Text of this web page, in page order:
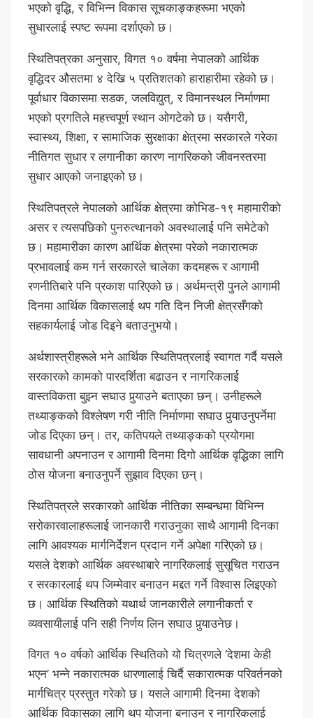
भएको वृद्धि, र विभिन्न विकास सूचकाङ्कहरूमा भएको
सुधारलाई स्पष्ट रूपमा दर्शाएको छ।
स्थितिपत्रका अनुसार, विगत १० वर्षमा नेपालको आर्थिक
वृद्धिदर औसतमा ४ देखि ५ प्रतिशतको हाराहारीमा रहेको छ।
पूर्वाधार विकासमा सडक, जलविद्युत्, र विमानस्थल निर्माणमा
भएको प्रगतिले महत्त्वपूर्ण स्थान ओगटेको छ। यसैगरी,
स्वास्थ्य, शिक्षा, र सामाजिक सुरक्षाका क्षेत्रमा सरकारले गरेका
नीतिगत सुधार र लगानीका कारण नागरिकको जीवनस्तरमा
सुधार आएको जनाइएको छ।
स्थितिपत्रले नेपालको आर्थिक क्षेत्रमा कोभिड-१९ महामारीको
असर र त्यसपछिको पुनरुत्थानको अवस्थालाई पनि समेटेको
छ। महामारीका कारण आर्थिक क्षेत्रमा परेको नकारात्मक
प्रभावलाई कम गर्न सरकारले चालेका कदमहरू र आगामी
रणनीतिबारे पनि प्रकाश पारिएको छ। अर्थमन्त्री पुनले आगामी
दिनमा आर्थिक विकासलाई थप गति दिन निजी क्षेत्रसँगको
सहकार्यलाई जोड दिइने बताउनुभयो।
अर्थशास्त्रीहरूले भने आर्थिक स्थितिपत्रलाई स्वागत गर्दै यसले
सरकारको कामको पारदर्शिता बढाउन र नागरिकलाई
वास्तविकता बुझ्न सघाउ पुर्‍याउने बताएका छन्। उनीहरूले
तथ्याङ्कको विश्लेषण गरी नीति निर्माणमा सघाउ पुर्‍याउनुपर्नेमा
जोड दिएका छन्। तर, कतिपयले तथ्याङ्कको प्रयोगमा
सावधानी अपनाउन र आगामी दिनमा दिगो आर्थिक वृद्धिका लागि
ठोस योजना बनाउनुपर्ने सुझाव दिएका छन्।
स्थितिपत्रले सरकारको आर्थिक नीतिका सम्बन्धमा विभिन्न
सरोकारवालाहरूलाई जानकारी गराउनुका साथै आगामी दिनका
लागि आवश्यक मार्गनिर्देशन प्रदान गर्ने अपेक्षा गरिएको छ।
यसले देशको आर्थिक अवस्थाबारे नागरिकलाई सुसूचित गराउन
र सरकारलाई थप जिम्मेवार बनाउन मद्दत गर्ने विश्वास लिइएको
छ। आर्थिक स्थितिको यथार्थ जानकारीले लगानीकर्ता र
व्यवसायीलाई पनि सही निर्णय लिन सघाउ पुर्‍याउनेछ।
विगत १० वर्षको आर्थिक स्थितिको यो चित्रणले ‘देशमा केही
भएन’ भन्ने नकारात्मक धारणालाई चिर्दै सकारात्मक परिवर्तनको
मार्गचित्र प्रस्तुत गरेको छ। यसले आगामी दिनमा देशको
आर्थिक विकासका लागि थप योजना बनाउन र नागरिकलाई